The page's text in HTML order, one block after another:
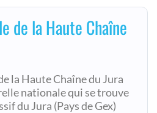
de la Haute Chaîne
la Haute Chaîne du Jura
nationale qui se trouve
du Jura (Pays de Gex)